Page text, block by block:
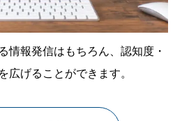
情報発信はもちろん、認知度・
広げることができます。